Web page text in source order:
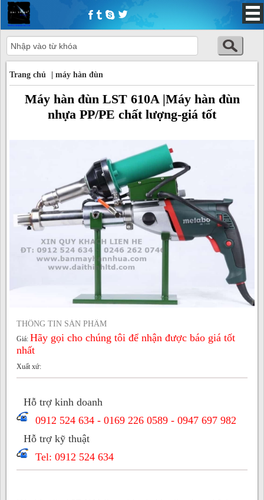
Trang chủ
Trang chủ máy hàn đùn
Máy hàn đùn LST 610A |Máy hàn đùn
nhựa PP/PE chất lượng-giá tốt
THÔNG TIN SẢN PHẨM
Giá:Hãy gọi cho chúng tôi để nhận được báo giá tốt
nhất
Xuất xứ:
Hỗ trợ kinh doanh
0912 524 634 - 0169 226 0589 - 0947 697 982
Hỗ trợ kỹ thuật
Tel: 0912 524 634